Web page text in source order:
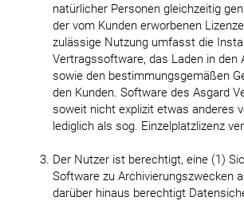
natürlicher Personen gleichzeitig
der vom Kunden erworbenen
zulässige Nutzung umfasst die
Vertragssoftware, das Laden in den
sowie den bestimmungsgemäßen
den Kunden. Software des Asgard
soweit nicht explizit etwas anderes
lediglich als sog. Einzelplatzlizenz
Der Nutzer ist berechtigt, eine (1)
Software zu Archivierungszwecken
darüber hinaus berechtigt